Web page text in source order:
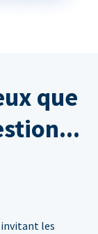
que
invitant les